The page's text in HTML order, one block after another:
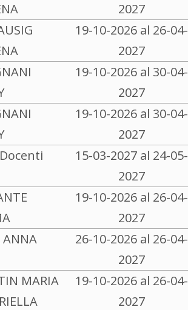
2027
19-10-2026 al 26-04-
2027
19-10-2026 al 30-04-
2027
19-10-2026 al 30-04-
2027
15-03-2027 al 24-05-
2027
19-10-2026 al 26-04-
2027
ANNA
26-10-2026 al 26-04-
2027
MARIA
19-10-2026 al 26-04-
2027